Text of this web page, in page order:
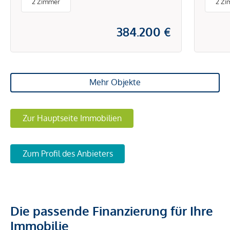
2 Zimmer
384.200 €
2
Mehr Objekte
Zur Hauptseite Immobilien
Zum Profil des Anbieters
Die passende Finanzierung für Ihre
Immobilie